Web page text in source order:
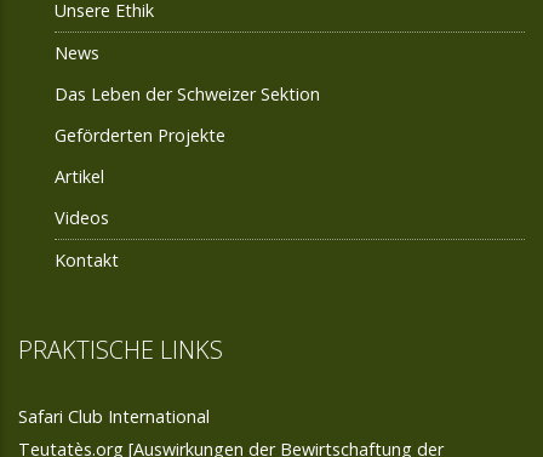
Unsere Ethik
News
Das Leben der Schweizer Sektion
Geförderten Projekte
Artikel
Videos
Kontakt
PRAKTISCHE LINKS
Safari Club International
Teutatès.org [Auswirkungen der Bewirtschaftung der